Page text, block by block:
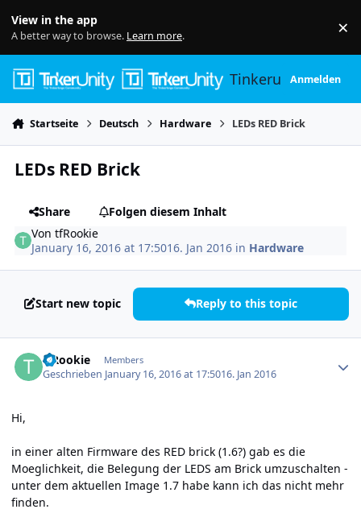
View in the app
A better way to browse. Learn more. ×
TinkerunityAnmelden
Startseite Deutsch Hardware LEDs RED Brick
LEDs RED Brick
Share
Folgen diesem Inhalt
VontfRookie
January 16, 2016 at 17:5016. Jan 2016 in Hardware
Start new topic Reply to this topic
tfRookie Members
Geschrieben January 16, 2016 at 17:5016. Jan 2016
Hi,
in einer alten Firmware des RED brick (1.6?) gab es die
Moeglichkeit, die Belegung der LEDS am Brick umzuschalten -
unter dem aktuellen Image 1.7 habe kann ich das nicht mehr
finden.